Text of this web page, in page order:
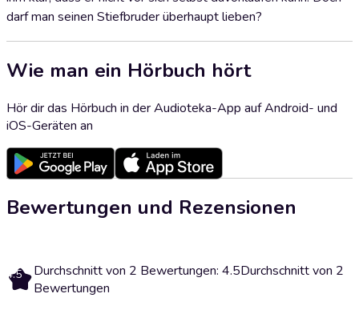
darf man seinen Stiefbruder überhaupt lieben?
Wie man ein Hörbuch hört
Hör dir das Hörbuch in der Audioteka-App auf Android- und
iOS-Geräten an
Bewertungen und Rezensionen
4.5 Durchschnitt von 2 Bewertungen: 4.5Durchschnitt von 2
Bewertungen